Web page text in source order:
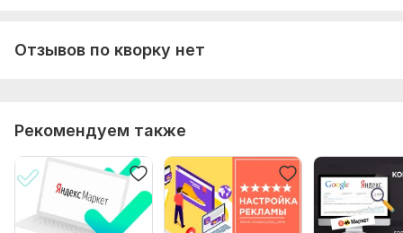
Отзывов по кворку нет
Рекомендуем также